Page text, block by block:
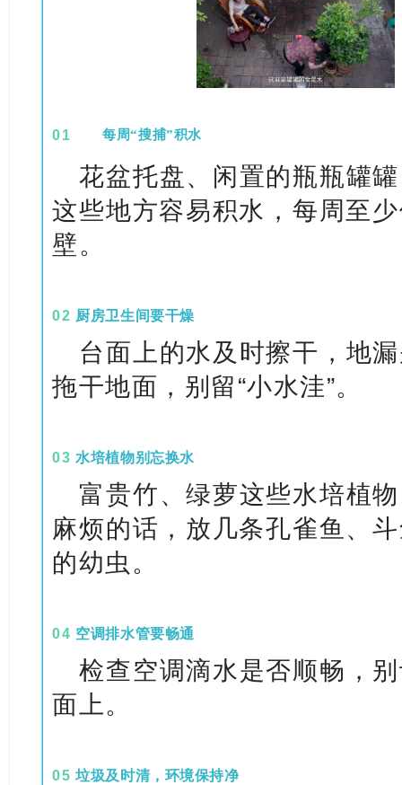
01 每周“搜捕”积水
花盆托盘、闲置的瓶瓶罐
这些地方容易积水，每周至
壁。
02 厨房卫生间要干燥
台面上的水及时擦干，地
拖干地面，别留“小水洼”。
03 水培植物别忘换水
富贵竹、绿萝这些水培植
麻烦的话，放几条孔雀鱼、
的幼虫。
04 空调排水管要畅通
检查空调滴水是否顺畅，
面上。
05 垃圾及时清，环境保持净